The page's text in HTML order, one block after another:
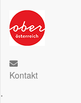
Kontakt
.